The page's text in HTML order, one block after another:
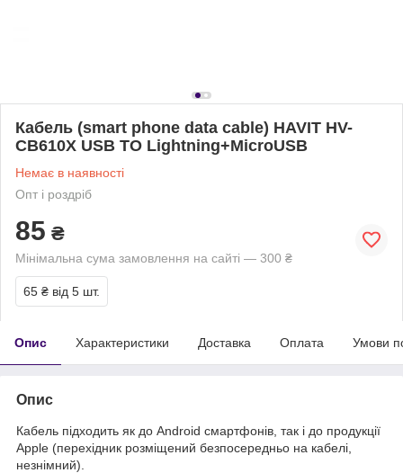
Кабель (smart phone data cable) HAVIT HV-
CB610X USB TO Lightning+MicroUSB
Немає в наявності
Опт і роздріб
85 ₴
Мінімальна сума замовлення на сайті — 300 ₴
65 ₴ від 5 шт.
Опис Характеристики Доставка Оплата Умови
Опис
Кабель підходить як до Android смартфонів, так і до продукції
Apple (перехідник розміщений безпосередньо на кабелі,
незнімний).